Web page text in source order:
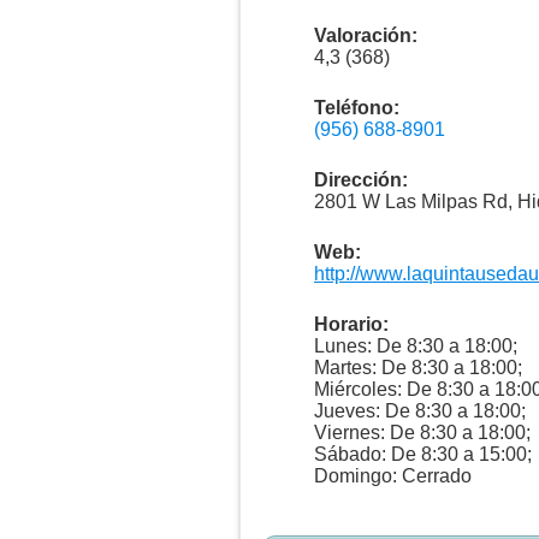
Valoración:
4,3 (368)
Teléfono:
(956) 688-8901
Dirección:
2801 W Las Milpas Rd,
Web:
http://
Horario:
Lunes: De 8:30 a 18:00;
Martes: De 8:30 a 18:00;
Miércoles: De 8:30 a
Jueves: De 8:30 a 18:00;
Viernes: De 8:30 a 18:00;
Sábado: De 8:30 a 15:00;
Domingo: Cerrado